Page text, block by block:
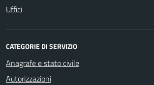
Uffici
CATEGORIE DI SERVIZIO
Anagrafe e stato civile
Autorizzazioni